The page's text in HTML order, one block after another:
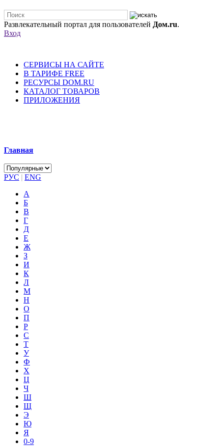
Развлекательный портал для пользователей Дом.ru.
Вход
СЕРВИСЫ НА САЙТЕ
В ТАРИФЕ FREE
РЕСУРСЫ DOM.RU
КАТАЛОГ ТОВАРОВ
ПРИЛОЖЕНИЯ
Главная
РУС | ENG
А
Б
В
Г
Д
Е
Ж
З
И
К
Л
М
Н
О
П
Р
С
Т
У
Ф
Х
Ц
Ч
Ш
Щ
Э
Ю
Я
0-9